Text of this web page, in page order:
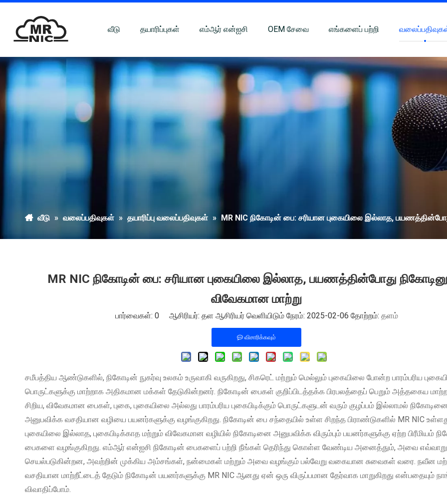
வீடு தயாரிப்புகள் எம்ஆர் என்ஐசி OEM சேவை எங்களைப் பற்றி
வீடு » வலைப்பதிவுகள் » தயாரிப்பு வலைப்பதிவுகள் » MR NIC நிகோடின் பை: சரியான புகையிலை இல்லாத,
MR NIC நிகோடின் பை: சரியான புகையிலை இல்லாத, பயணத்தின்போது
விவேகமான மாற்று
பார்வைகள்: 0ஆசிரியர்: தள ஆசிரியர் வெளியிடும் நேரம்: 2025-02-06 தோற்றம்: தளம்
விசாரிக்கவும்
சமீபத்திய ஆண்டுகளில், நிகோடின் நுகர்வு உலகம் உருவாகி வருகிறது, சிகரெட் மற்றும் மெல்லும் புகையிலை போன்ற பாரம்பரிய
பொருட்களுக்கு மாற்றாக அதிகமான மக்கள் தேடுகின்றனர். நிகோடின் பைகள் குறிப்பிடத்தக்க பிரபலத்தைப் பெறும் அத்தகைய
சிறிய, விவேகமான பைகள், புகை, புகையிலை அல்லது பாரம்பரிய புகைபிடிக்கும் பொருட்களுடன் வரும் குழப்பம் இல்லாமல்
அனுபவிக்க வசதியான வழியை பயனர்களுக்கு வழங்குகிறது. நிகோடின் பை சந்தையில் உள்ள சிறந்த பிராண்டுகளில் MR NIC
புகையிலை இல்லாத, புகைபிடிக்காத மற்றும் விவேகமான வழியில் நிகோடினை அனுபவிக்க விரும்பும் பயனர்களுக்கு ஏற்ற பிரீமியம்
பைகளை வழங்குகிறது. எம்ஆர் என்ஐசி நிகோடின் பைகளைப் பற்றி நீங்கள் தெரிந்து கொள்ள வேண்டிய அனைத்தும், அவை எவ்வாறு
செயல்படுகின்றன, அவற்றின் முக்கிய அம்சங்கள், நன்மைகள் மற்றும் அவை வழங்கும் பல்வேறு வகையான சுவைகள் வரை. நவீன
வசதியான மாற்றீட்டைத் தேடும் நிகோடின் பயனர்களுக்கு MR NIC ஆனது ஏன் ஒரு விருப்பமான தேர்வாக மாறுகிறது என்பதையும்
விவாதிப்போம்.